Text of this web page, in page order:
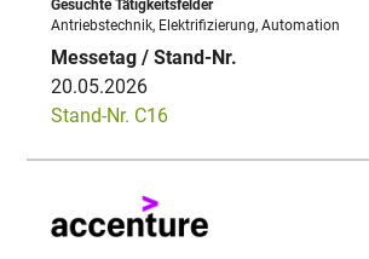
Antriebstechnik, Elektrifizierung, Automation
20.05.2026
Stand-Nr. C16